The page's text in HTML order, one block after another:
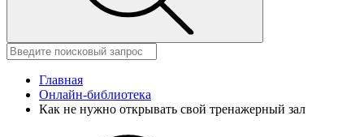
Главная
Онлайн-библиотека
Как не нужно открывать свой тренажерный зал